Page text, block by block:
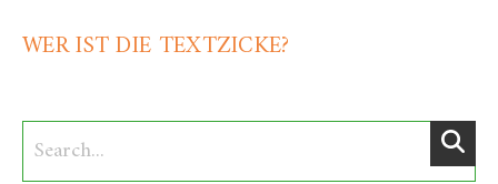
WER IST DIE TEXTZICKE?